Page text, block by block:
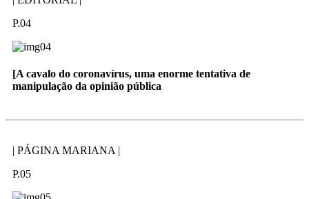
P.04
[A cavalo do coronavírus, uma enorme tentativa de
manipulação da opinião pública
| PÁGINA MARIANA |
P.05